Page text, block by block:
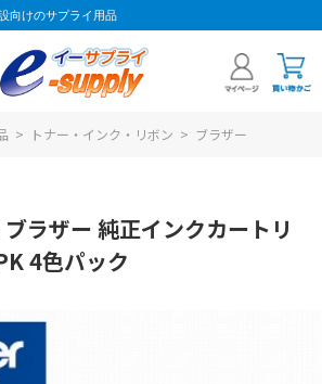
向けのサプライ用品
> トナー・インク・リボン > ブラザー
ラザー 純正インクカートリ
4色パック